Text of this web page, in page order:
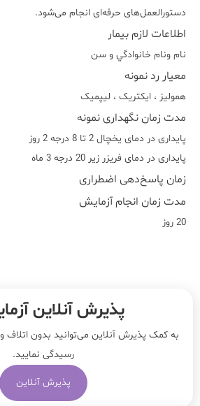
دستورالعمل‌های حرفه‌ای انجام می‌شود.
اطلاعات لازم بیمار
نام ونام خانوادگي و سن
معیار رد نمونه
هموليز ، ايکتريک ، ليپميک
مدت زمان نگهداری نمونه
پایداری در دمای یخچال 2 تا 8 درجه 2 روز
پایداری در دمای فریزر زیر 20 درجه 3 ماه
زمان پاسخ‌دهی اضطراری
مدت زمان انجام آزمایش
20 روز
پذیرش آنلاین
به کمک پذیرش آنلاین می‌توانید بدون
رسیدگی نمایید.
پذیرش آنلاین